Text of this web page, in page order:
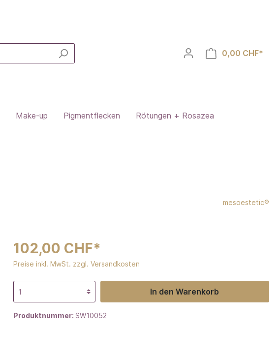
0,00 CHF*
Make-up Pigmentflecken Rötungen + Rosazea
mesoestetic®
102,00 CHF*
Preise inkl. MwSt. zzgl. Versandkosten
In den Warenkorb
Produktnummer: SW10052